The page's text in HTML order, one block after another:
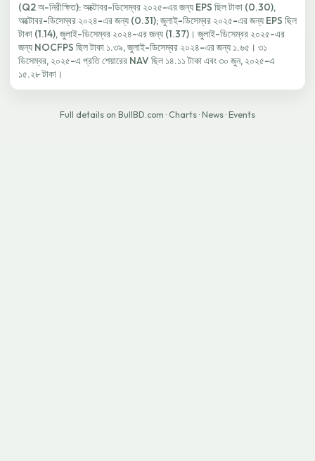
(Q2 অ-নিরীক্ষিত): অক্টোবর-ডিসেম্বর ২০২৫-এর জন্য EPS ছিল টাকা (0.30),
অক্টোবর-ডিসেম্বর ২০২৪-এর জন্য (0.31); জুলাই-ডিসেম্বর ২০২৫-এর জন্য EPS ছিল
টাকা (1.14), জুলাই-ডিসেম্বর ২০২৪-এর জন্য (1.37)। জুলাই-ডিসেম্বর ২০২৫-এর
জন্য NOCFPS ছিল টাকা ১.৩৯, জুলাই-ডিসেম্বর ২০২৪-এর জন্য ১.৬৫। ৩১
ডিসেম্বর, ২০২৫-এ প্রতি শেয়ারের NAV ছিল ১৪.১১ টাকা এবং ৩০ জুন, ২০২৫-এ
১৫.২৮ টাকা।
Full details on BullBD.com · Charts · News · Events